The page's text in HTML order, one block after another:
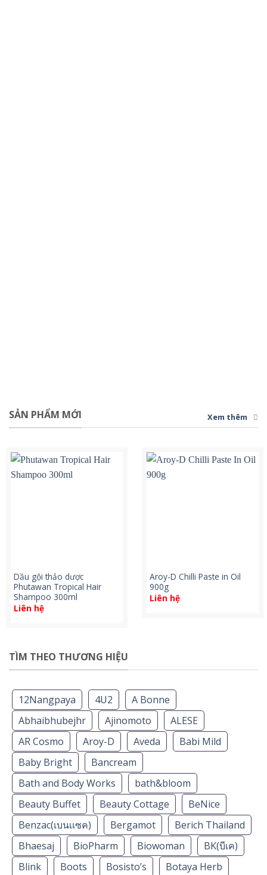
SẢN PHẨM MỚI Xem thêm
Dầu gội thảo dược
Phutawan Tropical Hair
Shampoo 300ml
Liên hệ
Aroy-D Chilli Paste in Oil
900g
Liên hệ
TÌM THEO THƯƠNG HIỆU
12Nangpaya 4U2
A Bonne
Abhaibhubejhr
Ajinomoto
ALESE
AR Cosmo
Aroy-D Aveda
Babi Mild
Baby Bright
Bancream
Bath and Body Works
bath&bloom
Beauty Buffet
Beauty Cottage
BeNice
Benzac(เบนเเซค)
Bergamot
Berich Thailand
Bhaesaj
BioPharm Biowoman
BK(บีเค)
Blink
Boots Bosisto’s Botaya Herb